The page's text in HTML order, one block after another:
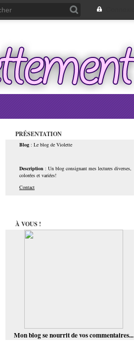
PRÉSENTATION
Blog : Le blog de Violette
Description : Un blog consignant mes lectures diverses,
colorées et variées!
Contact
À VOUS !
Mon blog se nourrit de vos commentaires...